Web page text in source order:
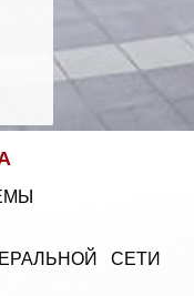
СЕТИ